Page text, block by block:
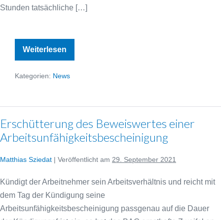
Stunden tatsächliche […]
Weiterlesen
Pflegekräfte
Kategorien: News
Erschütterung des Beweiswertes einer
Arbeitsunfähigkeitsbescheinigung
Matthias Sziedat | Veröffentlicht am 29. September 2021
Kündigt der Arbeitnehmer sein Arbeitsverhältnis und reicht mit
dem Tag der Kündigung seine
Arbeitsunfähigkeitsbescheinigung passgenau auf die Dauer